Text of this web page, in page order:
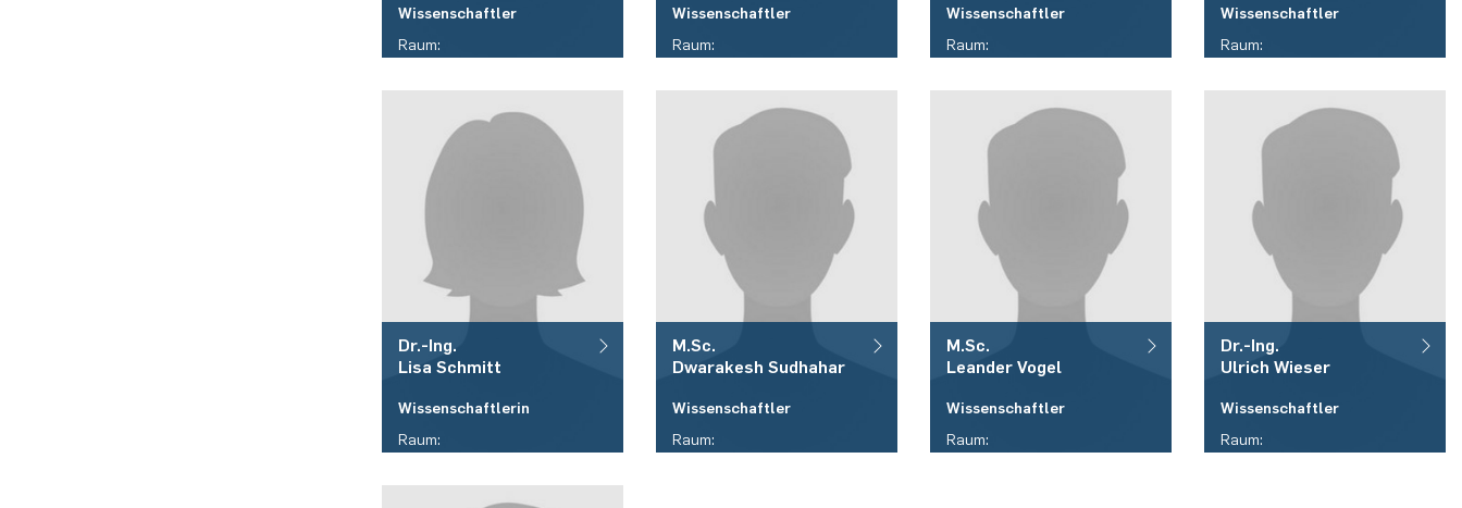
Wissenschaftler
Raum:
(+49)(0)234 / 32 - 18501
E-Mail:
yumin.luo(at)rub.de
Wissenschaftler
Raum:
(+49)(0)234 / 32 - 18631
E-Mail:
Wissenschaftler
Raum:
(+49)(0)234 / 32 - 17540
E-Mail:
Wissenschaftler
Raum:
(+49)(0)234 / 32 - 28073
E-Mail:
philip.schmitt(at)rub.de
Dr.-Ing.
Lisa Schmitt
Wissenschaftlerin
Raum:
M.Sc.
Dwarakesh Sudhahar
Wissenschaftler
Raum:
M.Sc.
Leander Vogel
Wissenschaftler
Raum:
Dr.-Ing.
Ulrich Wieser
Wissenschaftler
Raum: